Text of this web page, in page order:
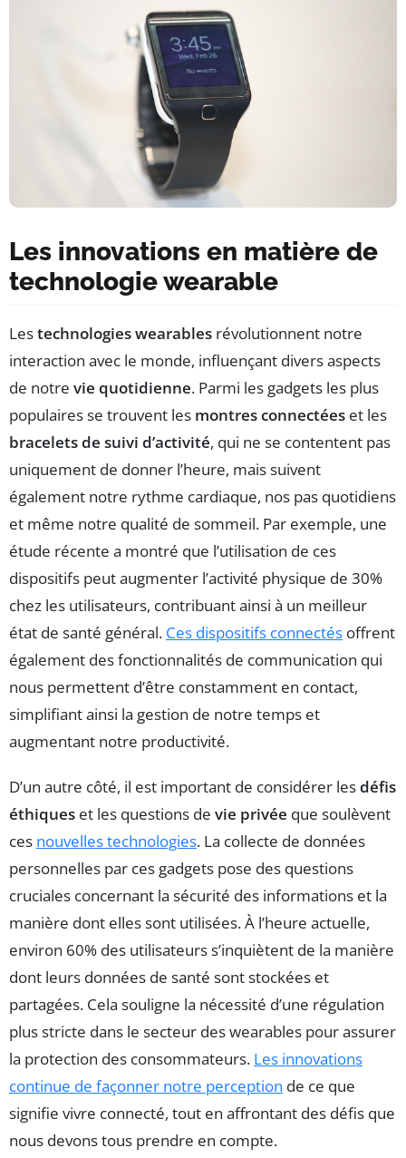
Les innovations en matière de
technologie wearable
Lestechnologies wearables révolutionnent notre
interaction avec le monde, influençant divers aspects
de notre vie quotidienne. Parmi les gadgets les plus
populaires se trouvent les montres connectées et les
bracelets de suivi d’activité, qui ne se contentent pas
uniquement de donner l’heure, mais suivent
également notre rythme cardiaque, nos pas quotidiens
et même notre qualité de sommeil. Par exemple, une
étude récente a montré que l’utilisation de ces
dispositifs peut augmenter l’activité physique de 30%
chez les utilisateurs, contribuant ainsi à un meilleur
état de santé général. Ces dispositifs connectés offrent
également des fonctionnalités de communication qui
nous permettent d’être constamment en contact,
simplifiant ainsi la gestion de notre temps et
augmentant notre productivité.
D’un autre côté, il est important de considérer lesdéfis
éthiques et les questions de vie privée que soulèvent
ces nouvelles technologies. La collecte de données
personnelles par ces gadgets pose des questions
cruciales concernant la sécurité des informations et la
manière dont elles sont utilisées. À l’heure actuelle,
environ 60% des utilisateurs s’inquiètent de la manière
dont leurs données de santé sont stockées et
partagées. Cela souligne la nécessité d’une régulation
plus stricte dans le secteur des wearables pour assurer
la protection des consommateurs. Les innovations
continue de façonner notre perception de ce que
signifie vivre connecté, tout en affrontant des défis que
nous devons tous prendre en compte.